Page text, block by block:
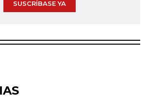
SUSCRÍBASE YA